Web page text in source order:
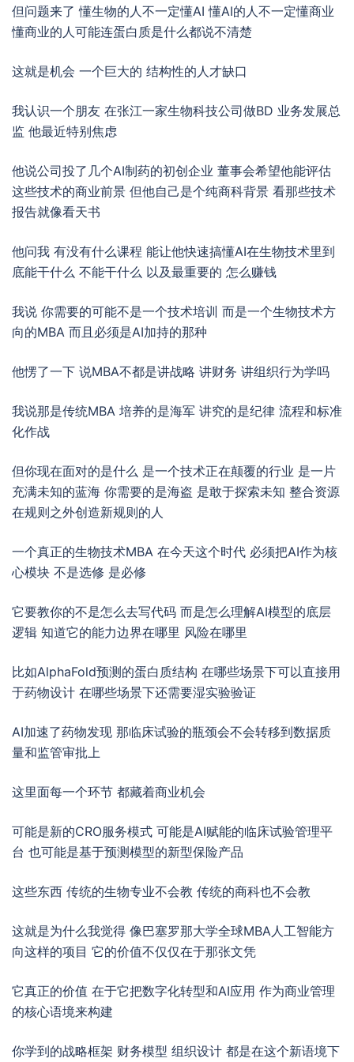
但问题来了 懂生物的人不一定懂AI 懂AI的人不一定懂商业
懂商业的人可能连蛋白质是什么都说不清楚
这就是机会 一个巨大的 结构性的人才缺口
我认识一个朋友 在张江一家生物科技公司做BD 业务发展总
监 他最近特别焦虑
他说公司投了几个AI制药的初创企业 董事会希望他能评估
这些技术的商业前景 但他自己是个纯商科背景 看那些技术
报告就像看天书
他问我 有没有什么课程 能让他快速搞懂AI在生物技术里到
底能干什么 不能干什么 以及最重要的 怎么赚钱
我说 你需要的可能不是一个技术培训 而是一个生物技术方
向的MBA 而且必须是AI加持的那种
他愣了一下 说MBA不都是讲战略 讲财务 讲组织行为学吗
我说那是传统MBA 培养的是海军 讲究的是纪律 流程和标准
化作战
但你现在面对的是什么 是一个技术正在颠覆的行业 是一片
充满未知的蓝海 你需要的是海盗 是敢于探索未知 整合资源
在规则之外创造新规则的人
一个真正的生物技术MBA 在今天这个时代 必须把AI作为核
心模块 不是选修 是必修
它要教你的不是怎么去写代码 而是怎么理解AI模型的底层
逻辑 知道它的能力边界在哪里 风险在哪里
比如AlphaFold预测的蛋白质结构 在哪些场景下可以直接用
于药物设计 在哪些场景下还需要湿实验验证
AI加速了药物发现 那临床试验的瓶颈会不会转移到数据质
量和监管审批上
这里面每一个环节 都藏着商业机会
可能是新的CRO服务模式 可能是AI赋能的临床试验管理平
台 也可能是基于预测模型的新型保险产品
这些东西 传统的生物专业不会教 传统的商科也不会教
这就是为什么我觉得 像巴塞罗那大学全球MBA人工智能方
向这样的项目 它的价值不仅仅在于那张文凭
它真正的价值 在于它把数字化转型和AI应用 作为商业管理
的核心语境来构建
你学到的战略框架 财务模型 组织设计 都是在这个新语境下